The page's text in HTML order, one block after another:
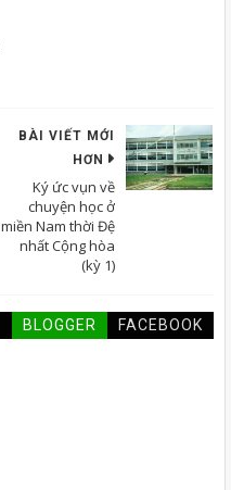
BÀI VIẾT MỚI
HƠN
Ký ức vụn về
chuyện học ở
miền Nam thời Đệ
nhất Cộng hòa
(kỳ 1)
BLOGGER FACEBOOK